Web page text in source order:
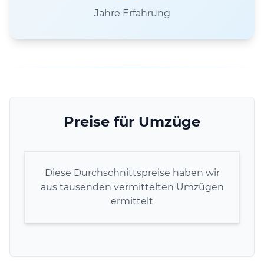
Jahre Erfahrung
Preise für Umzüge
Diese Durchschnittspreise haben wir
aus tausenden vermittelten Umzügen
ermittelt